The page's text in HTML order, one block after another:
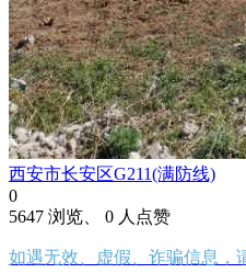
西安市长安区G211(满防线)
0
5647 浏览、 0 人点赞
如遇无效、虚假、诈骗信息，